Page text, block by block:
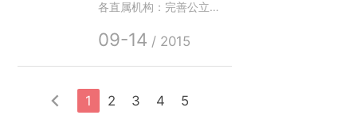
各直属机构：完善公立医
化医药卫生体制改革的重
药品流通秩序，建立健全
以基本药物制度为基础的
09-14 / 2015
1 2 3 4 5